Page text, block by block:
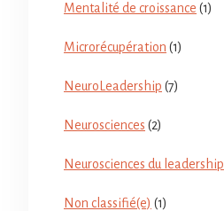
Mentalité de croissance (1)
Microrécupération (1)
NeuroLeadership (7)
Neurosciences (2)
Neurosciences du leadership
Non classifié(e) (1)